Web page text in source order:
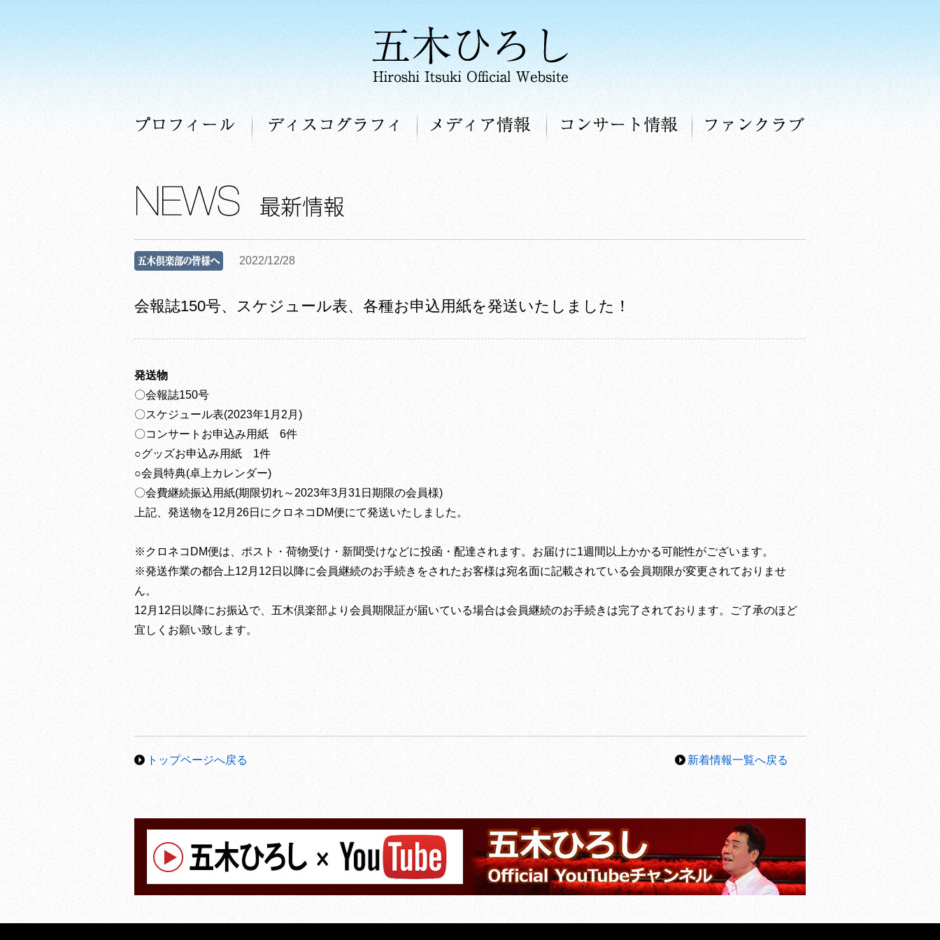
2022/12/28
会報誌150号、スケジュール表、各種お申込用紙を発送いたしました！
発送物
〇会報誌150号
〇スケジュール表(2023年1月2月)
〇コンサートお申込み用紙 6件
○グッズお申込み用紙 1件
○会員特典(卓上カレンダー)
〇会費継続振込用紙(期限切れ～2023年3月31日期限の会員様)
上記、発送物を12月26日にクロネコDM便にて発送いたしました。
※クロネコDM便は、ポスト・荷物受け・新聞受けなどに投函・配達されます。お届けに1週間以上かかる可能性がございます。
※発送作業の都合上12月12日以降に会員継続のお手続きをされたお客様は宛名面に記載されている会員期限が変更されておりませ
ん。
12月12日以降にお振込で、五木倶楽部より会員期限証が届いている場合は会員継続のお手続きは完了されております。ご了承のほど
宜しくお願い致します。
トップページへ戻る 新着情報一覧へ戻る